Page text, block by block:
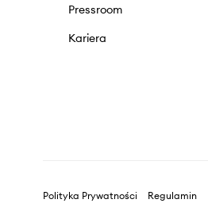
Pressroom
Kariera
Polityka Prywatności Regulamin